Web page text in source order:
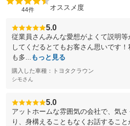
44件 オススメ度
5.0
従業員さんみんな愛想がよくて説明
してくだるとてもお客さん思いです
も多...
もっと見る
購入した車種：トヨタクラウン
シモさん
5.0
アットホームな雰囲気の会社で、気
り、身構えることもなくお話するこ